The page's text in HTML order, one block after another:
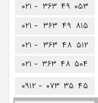
۰۲۱ - ۳۶۳ ۴۹ ۰۵۳
۰۲۱ - ۳۶۳ ۴۹ ۸۱۵
۰۲۱ - ۳۶۳ ۴۸ ۵۱۲
۰۲۱ - ۳۶۳ ۴۸ ۵۰۴
۰۹۱۲ - ۰۷۳ ۳۵ ۴۵